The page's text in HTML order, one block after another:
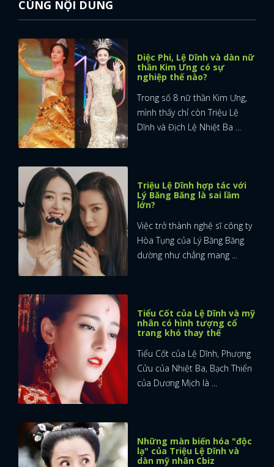
CÙNG NỘI DUNG
Diệc Phi, Lệ Dĩnh và dàn nữ
thần Kim Ưng có sự
nghiệp thế nào?
Trong số 8 nữ thần Kim Ưng,
mình thấy chỉ còn Triệu Lệ
Dĩnh và Địch Lệ Nhiệt Ba ...
Triệu Lệ Dĩnh hợp tác với
Lý Băng Băng là sai lầm
lớn?
Việc trở thành nghệ sĩ công ty
Hòa Tụng của Lý Băng Băng
dường như chẳng mang ...
Tiểu Cốt của Lệ Dĩnh và mỹ
nhân có hình tượng cổ
trang khó thay thế
Tiểu Cốt của Lệ Dĩnh, Phượng
Cửu của Nhiệt Ba, Bạch Thiển
của Dương Mịch là ...
Những màn biến hóa "độc
lạ" của Triệu Lệ Dĩnh và
dàn mỹ nhân Cbiz